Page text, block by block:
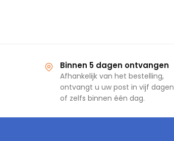
Binnen 5 dagen ontvangen
Afhankelijk van het bestelling,
ontvangt u uw post in vijf dagen
of zelfs binnen één dag.